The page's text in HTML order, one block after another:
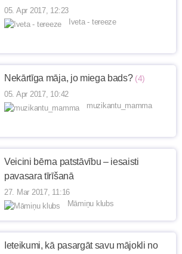
05. Apr 2017, 12:23
Iveta - tereeze
Nekārtīga māja, jo miega bads? (4)
05. Apr 2017, 10:42
muzikantu_mamma
Veicini bērna patstāvību – iesaisti
pavasara tīrīšanā
27. Mar 2017, 11:16
Māmiņu klubs
Ieteikumi, kā pasargāt savu mājokli no